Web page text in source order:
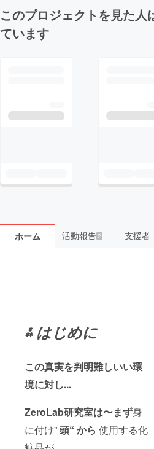
このプロジェクトを見た人
ています
ホーム 活動報告2 支援者
⁂ はじめに
この真実を判明難しいい環
境に対し...
ZeroLab研究室は〜まず身
に付け”頭“ から 使用する化